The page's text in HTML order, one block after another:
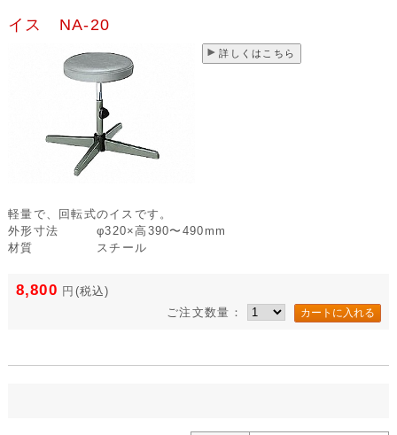
イス NA-20
詳しくはこちら
軽量で、回転式のイスです。
外形寸法
φ320×高390〜490mm
材質
スチール
8,800 円 (税込)
ご注文数量：